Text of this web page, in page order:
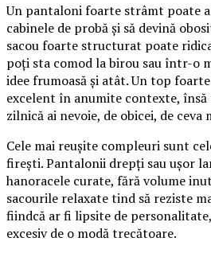
Un pantaloni foarte strâmt poate
cabinele de probă și să devină
sacou foarte structurat poate
poți sta comod la birou sau într-o
idee frumoasă și atât. Un top
excelent în anumite contexte,
zilnică ai nevoie, de obicei, de ceva
Cele mai reușite compleuri sunt
firești. Pantalonii drepți sau ușor
hanoracele curate, fără volume
sacourile relaxate tind să reziste
fiindcă ar fi lipsite de
excesiv de o modă trecătoare.